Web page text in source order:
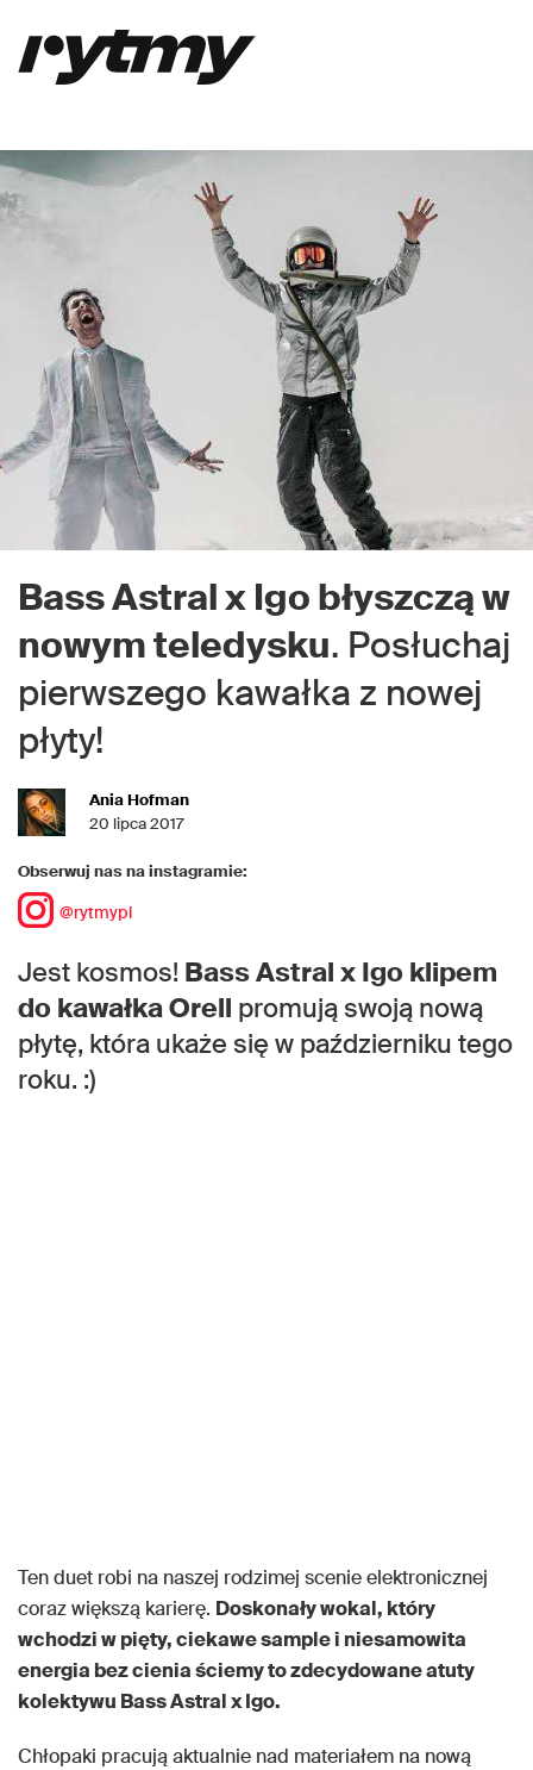
Bass Astral x Igo błyszczą w
nowym teledysku. Posłuchaj
pierwszego kawałka z nowej
płyty!
Ania Hofman
20 lipca 2017
Obserwuj nas na instagramie:
@rytmypl
Jest kosmos! Bass Astral x Igo klipem
do kawałka Orell promują swoją nową
płytę, która ukaże się w październiku tego
roku. :)
Ten duet robi na naszej rodzimej scenie elektronicznej
coraz większą karierę. Doskonały wokal, który
wchodzi w pięty, ciekawe sample i niesamowita
energia bez cienia ściemy to zdecydowane atuty
kolektywu Bass Astral x Igo.
Chłopaki pracują aktualnie nad materiałem na nową